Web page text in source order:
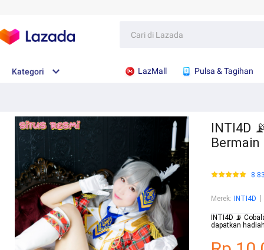
Kategori LazMall Pulsa & Tagihan
INTI4D
Bermain
Merek: INTI4D
INTI4D 📡
dapatkan